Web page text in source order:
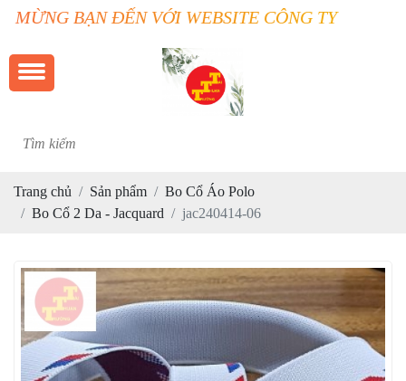
BẠN ĐẾN VỚI WEBSITE CÔNG TY TRƯỜNG
Trang chủ Sản phẩm
Bo Cổ Áo Polo
Bo Cổ 2 Da - Jacquard
jac240414-06